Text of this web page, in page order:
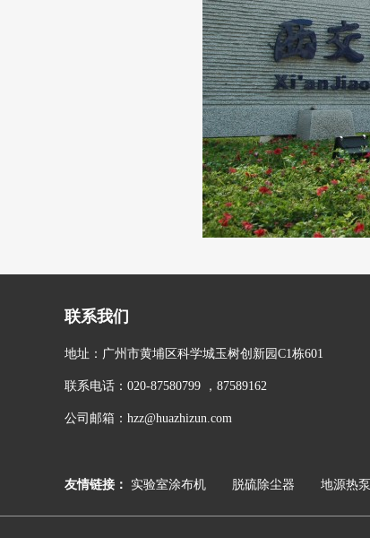
联系我们
地址：广州市黄埔区科学城玉树创新园C1栋601
联系电话：020-87580799 ，87589162
公司邮箱：hzz@huazhizun.com
友情链接： 实验室涂布机 脱硫除尘器 地源热泵